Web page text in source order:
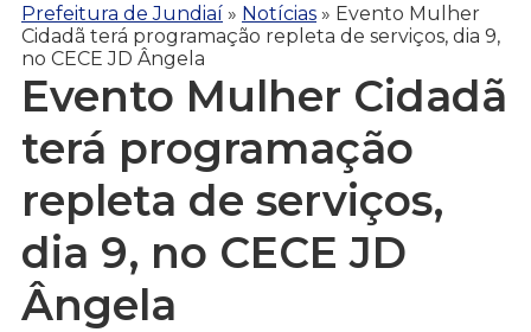
Prefeitura de Jundiaí » Notícias » Evento Mulher
Cidadã terá programação repleta de serviços, dia 9,
no CECE JD Ângela
Evento Mulher Cidadã
terá programação
repleta de serviços,
dia 9, no CECE JD
Ângela